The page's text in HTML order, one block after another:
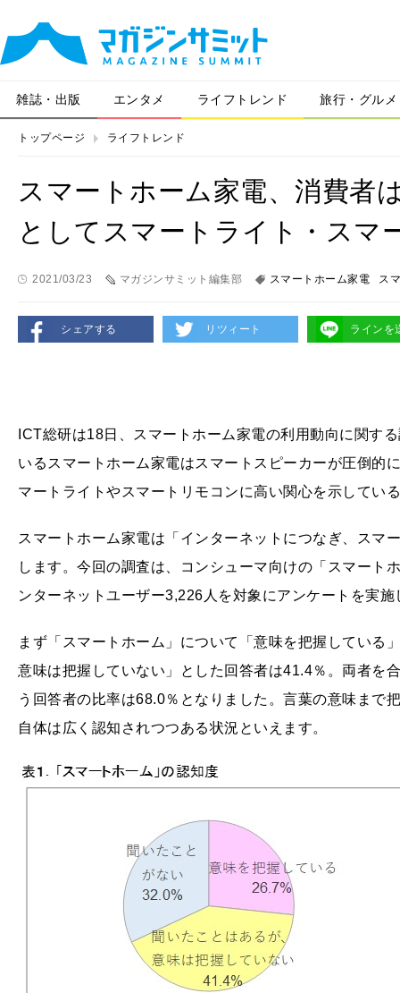
雑誌・出版 エンタメ ライフトレンド 旅行・グルメ
トップページ ライフトレンド
スマートホーム家電、消費者
としてスマートライト・スマ
2021/03/23 マガジンサミット編集部 スマートホーム家電 ス
シェアする リツィート ラインを
ICT総研は18日、スマートホーム家電の利用動向に関す
いるスマートホーム家電はスマートスピーカーが圧倒的
マートライトやスマートリモコンに高い関心を示してい
スマートホーム家電は「インターネットにつなぎ、スマ
します。今回の調査は、コンシューマ向けの「スマート
ンターネットユーザー3,226人を対象にアンケートを実施
まず「スマートホーム」について「意味を把握している
意味は把握していない」とした回答者は41.4％。両者を
う回答者の比率は68.0％となりました。言葉の意味まで
自体は広く認知されつつある状況といえます。